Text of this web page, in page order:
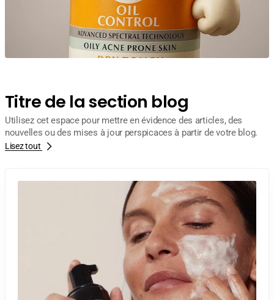
Titre de la section blog
Utilisez cet espace pour mettre en évidence des articles, des
nouvelles ou des mises à jour perspicaces à partir de votre blog.
Lisez tout